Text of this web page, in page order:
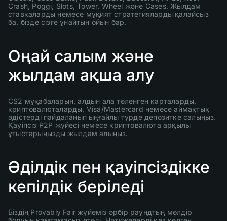
Crash, Poggi, Slots, Tower, Wheel және Cases. Жылдам
ставкаларды немесе мұқият стратегияларды қалайсыз
ба, бізде сізге ұнайтын ойын бар.
Оңай салым және
жылдам ақша алу
CS2 мұқабаларын, алдын ала төленген карталарды,
криптовалюталарды, Visa/Mastercard немесе аймақтық
әдістерді пайдаланып ыңғайлы түрде депозитке салыңыз.
Қауіпсіз P2P жүйесі немесе криптовалюта арқылы
ұтыстарыңызды жылдам алыңыз.
Әділдік пен қауіпсіздікке
кепілдік беріледі
Біздің Provably Fair жүйеміз әрбір раундтың мөлдір